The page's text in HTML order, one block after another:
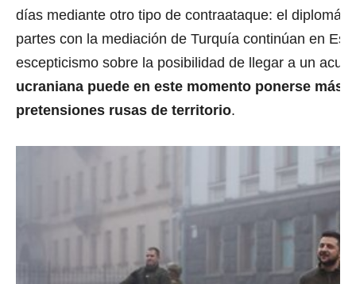
días mediante otro tipo de contraataque: el
partes con la mediación de Turquía continúan en
escepticismo sobre la posibilidad de llegar a un
ucraniana puede en este momento ponerse más
pretensiones rusas de territorio.